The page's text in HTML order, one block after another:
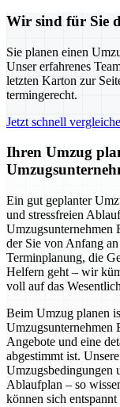
Wir sind für Sie
Sie planen einen
Unser erfahrenes
letzten Karton zur
termingerecht.
Jetzt schnell
Ihren Umzug
Ein gut geplanter
und stressfreien
Umzugsunternehmen
der Sie von Anfang
Terminplanung, die
Helfern geht – wir
voll auf das
Beim Umzug planen
Umzugsunternehmen
Angebote und eine
abgestimmt ist.
Umzugsbedingungen
Ablaufplan – so
können sich